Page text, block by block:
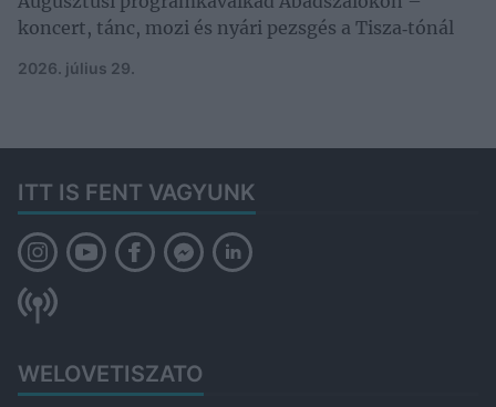
koncert, tánc, mozi és nyári pezsgés a Tisza‑tónál
2026. július 29.
ITT IS FENT VAGYUNK
WELOVETISZATO